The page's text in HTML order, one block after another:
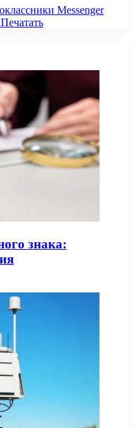
Messenger
Печатать
знака: